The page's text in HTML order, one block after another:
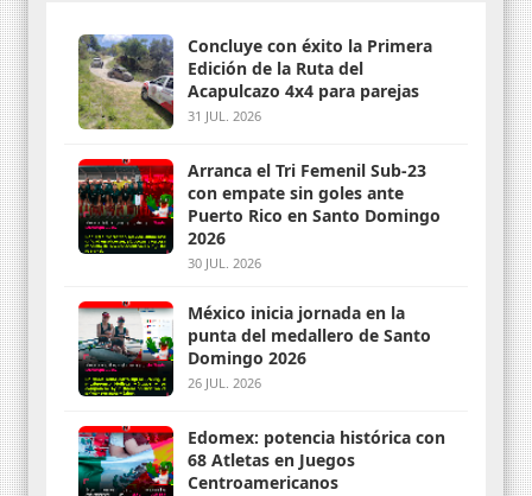
Concluye con éxito la Primera
Edición de la Ruta del
Acapulcazo 4x4 para parejas
31 JUL. 2026
Arranca el Tri Femenil Sub-23
con empate sin goles ante
Puerto Rico en Santo Domingo
2026
30 JUL. 2026
México inicia jornada en la
punta del medallero de Santo
Domingo 2026
26 JUL. 2026
Edomex: potencia histórica con
68 Atletas en Juegos
Centroamericanos